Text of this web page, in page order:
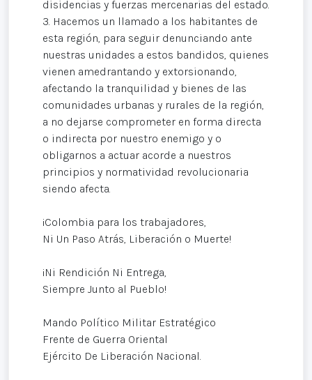
disidencias y fuerzas mercenarias del estado.
3. Hacemos un llamado a los habitantes de
esta región, para seguir denunciando ante
nuestras unidades a estos bandidos, quienes
vienen amedrantando y extorsionando,
afectando la tranquilidad y bienes de las
comunidades urbanas y rurales de la región,
a no dejarse comprometer en forma directa
o indirecta por nuestro enemigo y o
obligarnos a actuar acorde a nuestros
principios y normatividad revolucionaria
siendo afecta.
¡Colombia para los trabajadores,
Ni Un Paso Atrás, Liberación o Muerte!
¡Ni Rendición Ni Entrega,
Siempre Junto al Pueblo!
Mando Político Militar Estratégico
Frente de Guerra Oriental
Ejército De Liberación Nacional.